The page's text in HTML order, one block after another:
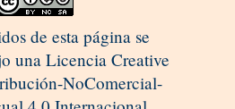
de esta página se
una Licencia Creative
NoComercial-